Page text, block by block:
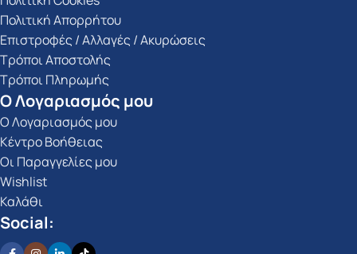
Πολιτική Απορρήτου
Επιστροφές / Αλλαγές / Ακυρώσεις
Τρόποι Αποστολής
Τρόποι Πληρωμής
Ο Λογαριασμός μου
Ο Λογαριασμός μου
Κέντρο Βοήθειας
Οι Παραγγελίες μου
Wishlist
Καλάθι
Social: